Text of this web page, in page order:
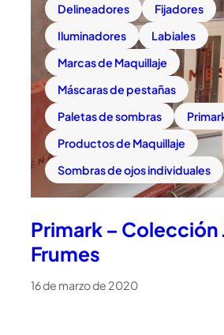
Delineadores
Fijadores
Iluminadores
Labiales
Marcas de Maquillaje
Máscaras de pestañas
Paletas de sombras
Productos de Maquillaje
Sombras de ojos individuales
Primark – Colección
Frumes
16 de marzo de 2020